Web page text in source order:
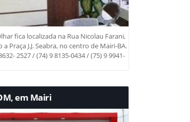
fica localizada na Rua Nicolau Farani,
a Praça J.J. Seabra, no centro de Mairi-BA.
2527 / (74) 9 8135-0434 / (75) 9 9941-
em Mairi